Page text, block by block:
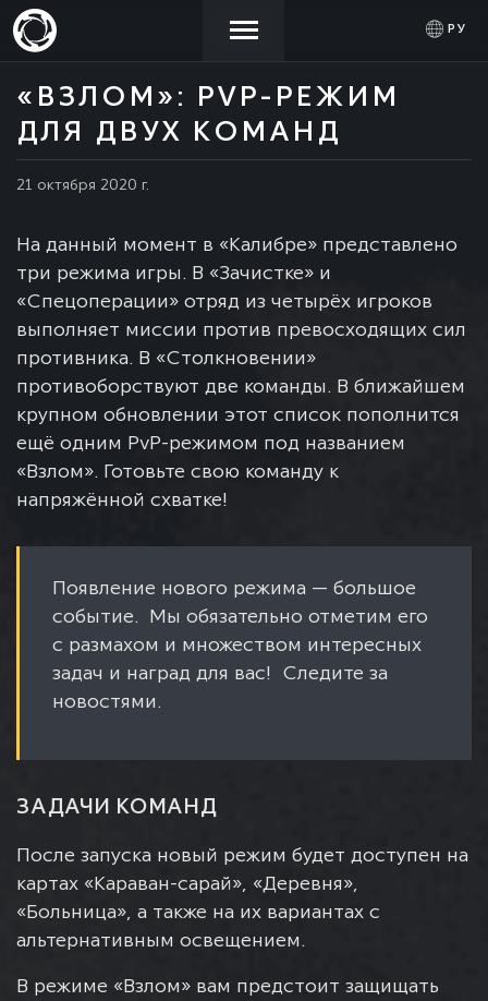
РУ
НОВОСТИ
МАГАЗИН
СООБЩЕСТВО
ПОМОЩЬ
АКТИВИРОВАТЬ
ПРОМОКОД
«ВЗЛОМ»: PVP-РЕЖИМ
ДЛЯ ДВУХ КОМАНД
21 октября 2020 г.
На данный момент в «Калибре» представлено
три режима игры. В «Зачистке» и
«Спецоперации» отряд из четырёх игроков
выполняет миссии против превосходящих сил
противника. В «Столкновении»
противоборствуют две команды. В ближайшем
крупном обновлении этот список пополнится
ещё одним PvP-режимом под названием
«Взлом». Готовьте свою команду к
напряжённой схватке!
Появление нового режима — большое
событие. Мы обязательно отметим его
с размахом и множеством интересных
задач и наград для вас! Следите за
новостями.
ЗАДАЧИ КОМАНД
После запуска новый режим будет доступен на
картах «Караван-сарай», «Деревня»,
«Больница», а также на их вариантах с
альтернативным освещением.
В режиме «Взлом» вам предстоит защищать